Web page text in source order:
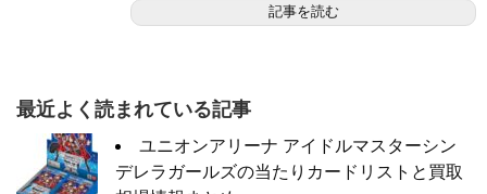
記事を読む
最近よく読まれている記事
ユニオンアリーナ アイドルマスターシン
デレラガールズの当たりカードリストと買取